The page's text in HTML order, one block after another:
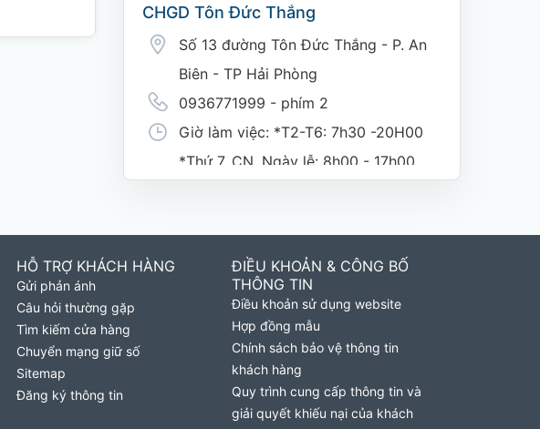
CHGD Tôn Đức Thắng
Số 13 đường Tôn Đức Thắng - P. An
Biên - TP Hải Phòng
0936771999 - phím 2
Giờ làm việc: *T2-T6: 7h30 -20H00
*Thứ 7, CN, Ngày lễ: 8h00 - 17h00
Cửa Hàng MobiFone Phường Nguyệt
169 Võ Nguyên Giáp, Khóm 9,
Phường Nguyệt Hóa, Tỉnh Vĩnh
Long. (Trụ sở cây xăng dầu Hậu
HỖ TRỢ KHÁCH HÀNG
Gửi phản ánh
Câu hỏi thường gặp
Tìm kiếm cửa hàng
Chuyển mạng giữ số
Sitemap
Đăng ký thông tin
ĐIỀU KHOẢN & CÔNG BỐ
THÔNG TIN
Điều khoản sử dụng website
Hợp đồng mẫu
Chính sách bảo vệ thông tin
khách hàng
Quy trình cung cấp thông tin và
giải quyết khiếu nại của khách